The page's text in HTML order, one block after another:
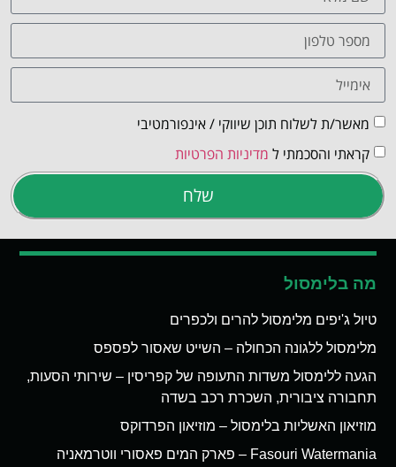
מאשר/ת לשלוח תוכן שיווקי / אינפורמטיבי
קראתי והסכמתי ל מדיניות הפרטיות
שלח
מה בלימסול
טיול ג'יפים מלימסול להרים ולכפרים
מלימסול ללגונה הכחולה – השייט שאסור לפספס
הגעה ללימסול משדות התעופה של קפריסין – שירותי הסעות,
תחבורה ציבורית, השכרת רכב בשדה
מוזיאון האשליות בלימסול – מוזיאון הפרדוקס
Fasouri Watermania – פארק המים פאסורי ווטרמאניה